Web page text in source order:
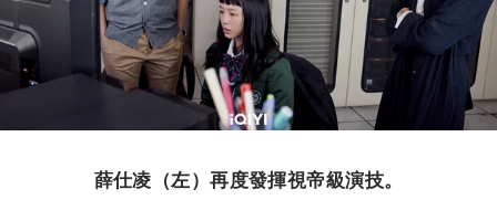
薛仕凌（左）再度發揮視帝級演技。